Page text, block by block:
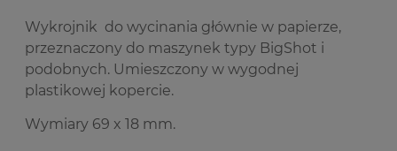
Wykrojnik do wycinania głównie w papierze,
przeznaczony do maszynek typy BigShot i
podobnych. Umieszczony w wygodnej
plastikowej kopercie.
Wymiary 69 x 18 mm.